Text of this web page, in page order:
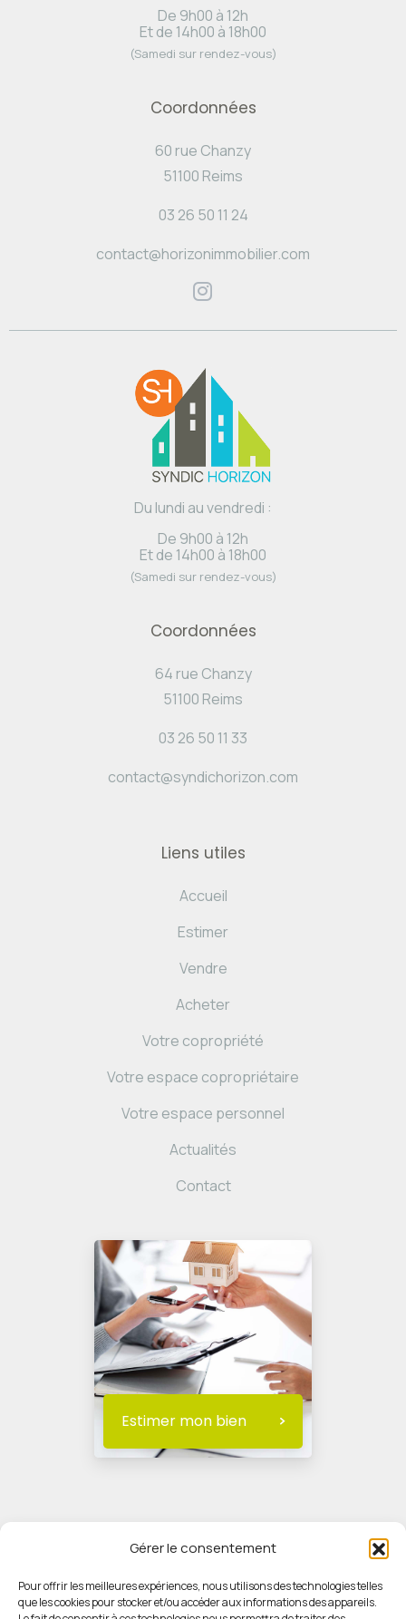
Gérer le consentement
Pour offrir les meilleures expériences, nous utilisons des technologies telles
que les cookies pour stocker et/ou accéder aux informations des appareils.
De 9h00 à 12h
Et de 14h00 à 18h00
(Samedi sur rendez-vous)
Coordonnées
60 rue Chanzy
51100 Reims
03 26 50 11 24
contact@horizonimmobilier.com
Du lundi au vendredi :
De 9h00 à 12h
Et de 14h00 à 18h00
(Samedi sur rendez-vous)
Coordonnées
64 rue Chanzy
51100 Reims
03 26 50 11 33
contact@syndichorizon.com
Liens utiles
Accueil
Estimer
Vendre
Acheter
Votre copropriété
Votre espace copropriétaire
Votre espace personnel
Actualités
Contact
Estimer mon bien
© HORIZON IMMOBILIER